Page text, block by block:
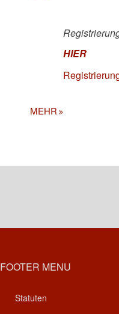
HIER
MEHR
FOOTER MENU
Statuten